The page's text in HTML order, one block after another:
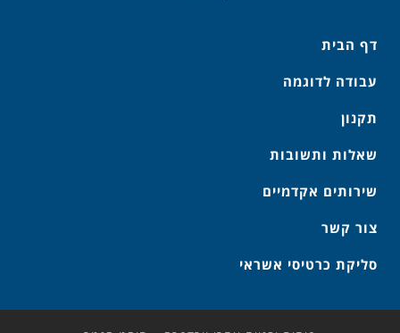
דף הבית
עבודה לדוגמה
תקנון
שאלות ותשובות
שירותים אקדמיים
צור קשר
סליקת כרטיסי אשראי